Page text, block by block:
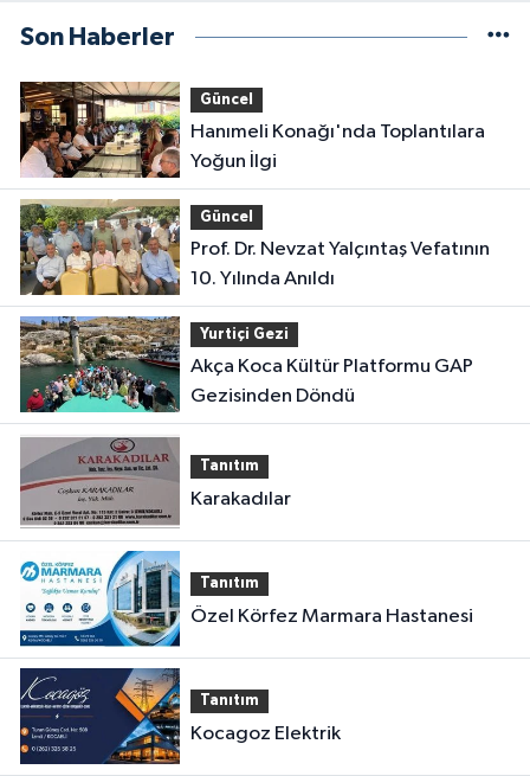
Son Haberler
Güncel
Hanımeli Konağı'nda Toplantılara
Yoğun İlgi
Güncel
Prof. Dr. Nevzat Yalçıntaş Vefatının
10. Yılında Anıldı
Yurtiçi Gezi
Akça Koca Kültür Platformu GAP
Gezisinden Döndü
Tanıtım
Karakadılar
Tanıtım
Özel Körfez Marmara Hastanesi
Tanıtım
Kocagoz Elektrik